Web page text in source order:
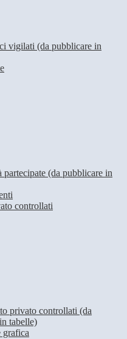
vigilati (da pubblicare in
partecipate (da pubblicare in
controllati
privato controllati (da
tabelle)
grafica